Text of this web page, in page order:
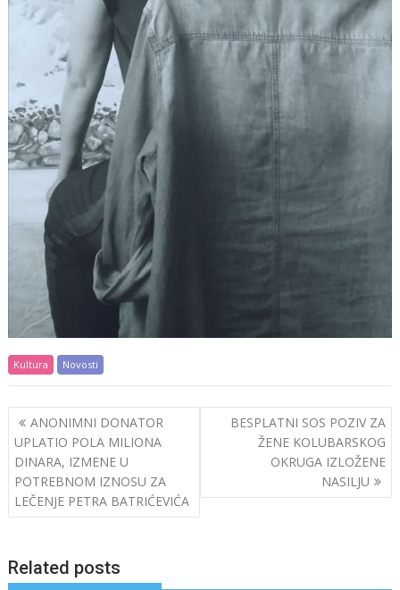
Kultura Novosti
Post
navigation
ANONIMNI DONATOR
UPLATIO POLA MILIONA
DINARA, IZMENE U
POTREBNOM IZNOSU ZA
LEČENJE PETRA BATRIĆEVIĆA
BESPLATNI SOS POZIV ZA
ŽENE KOLUBARSKOG
OKRUGA IZLOŽENE
NASILJU
Related posts